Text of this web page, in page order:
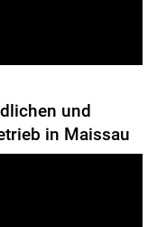
und
in Maissau